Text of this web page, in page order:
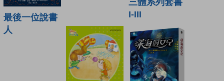
最後一位說書
人
三體系列套書
I-III